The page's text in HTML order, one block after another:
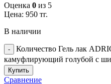
Оценка 0 из 5
Цена: 950 тг.
В наличии
Количество Гель лак
камуфлирующий голубой с
Купить
Сравнение